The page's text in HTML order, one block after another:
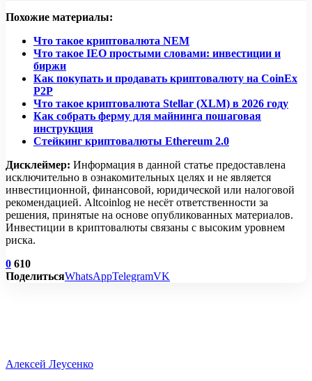
Похожие материалы:
Что такое криптовалюта NEM
Что такое IEO простыми словами: инвестиции и
биржи
Как покупать и продавать криптовалюту на CoinEx
P2P
Что такое криптовалюта Stellar (XLM) в 2026 году
Как собрать ферму для майнинга пошаговая
инструкция
Стейкинг криптовалюты Ethereum 2.0
Дисклеймер: Информация в данной статье предоставлена
исключительно в ознакомительных целях и не является
инвестиционной, финансовой, юридической или налоговой
рекомендацией. Altcoinlog не несёт ответственности за
решения, принятые на основе опубликованных материалов.
Инвестиции в криптовалюты связаны с высоким уровнем
риска.
0 610
ПоделитьсяWhatsAppTelegramVK
Алексей Леусенко